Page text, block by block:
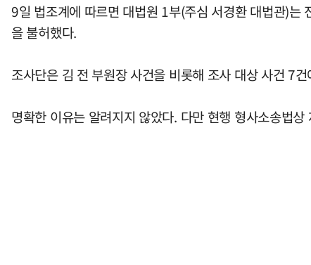
9일 법조계에 따르면 대법원 1부(주심 서경환 대법관)는
을 불허했다.
조사단은 김 전 부원장 사건을 비롯해 조사 대상 사건 7
명확한 이유는 알려지지 않았다. 다만 현행 형사소송법